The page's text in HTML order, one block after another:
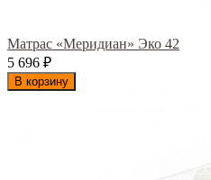
Матрас «Меридиан» Эко 42
5 696 ₽
В корзину